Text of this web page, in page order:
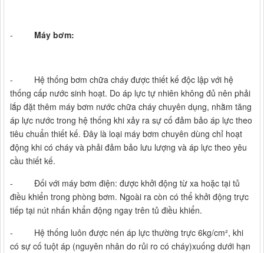
- Máy bơm:
- Hệ thống bơm chữa cháy được thiết kế độc lập với hệ
thống cấp nước sinh hoạt. Do áp lực tự nhiên không đủ nên phải
lắp đặt thêm máy bơm nước chữa cháy chuyên dụng, nhằm tăng
áp lực nước trong hệ thống khi xảy ra sự cố đảm bảo áp lực theo
tiêu chuẩn thiết kế. Đây là loại máy bơm chuyên dùng chỉ hoạt
động khi có cháy và phải đảm bảo lưu lượng và áp lực theo yêu
cầu thiết kế.
- Đối với máy bơm điện: được khởi động từ xa hoặc tại tủ
điều khiển trong phòng bơm. Ngoài ra còn có thể khởi động trực
tiếp tại nút nhấn khẩn động ngay trên tủ điều khiển.
- Hệ thống luôn được nén áp lực thường trực 6kg/cm², khi
có sự cố tuột áp (nguyên nhân do rủi ro có cháy)xuống dưới hạn